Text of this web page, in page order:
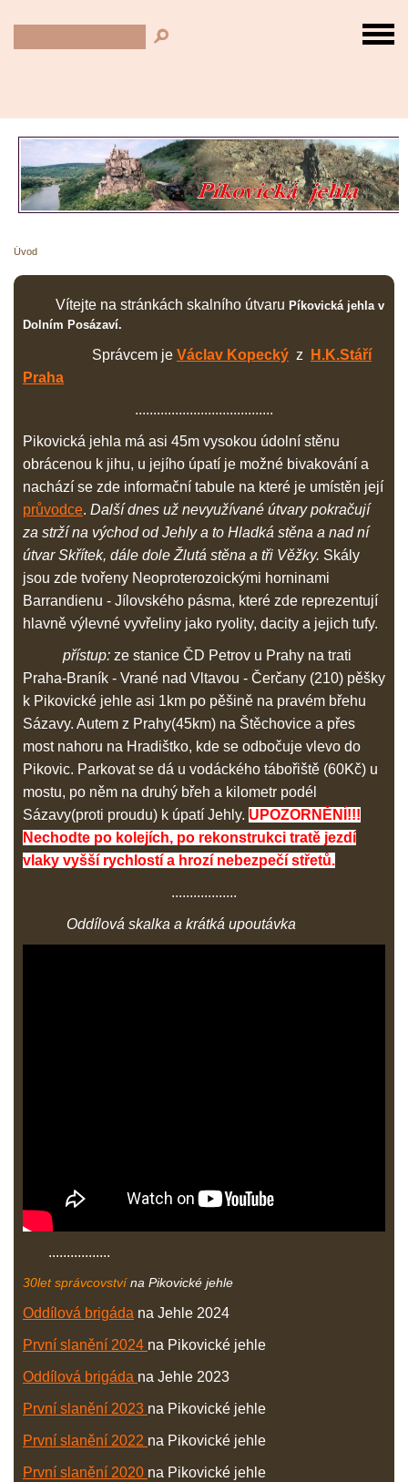
Úvod
Vítejte na stránkách skalního útvaru Píkovická jehla v
Dolním Posázaví.
Správcem je Václav Kopecký z
H.K.Stáří
Praha
......................................
Pikovická jehla má asi 45m vysokou údolní stěnu
obrácenou k jihu, u jejího úpatí je možné bivakování a
nachází se zde informační tabule na které je umístěn její
průvodce. Další dnes už nevyužívané útvary pokračují
za strží na východ od Jehly a to Hladká stěna a nad ní
útvar Skřítek, dále dole Žlutá stěna a tři Věžky. Skály
jsou zde tvořeny Neoproterozoickými horninami
Barrandienu - Jílovského pásma, které zde reprezentují
hlavně výlevné vyvřeliny jako ryolity, dacity a jejich tufy.
přístup: ze stanice ČD Petrov u Prahy na trati
Praha-Braník - Vrané nad Vltavou - Čerčany (210) pěšky
k Pikovické jehle asi 1km po pěšině na pravém břehu
Sázavy. Autem z Prahy(45km) na Štěchovice a přes
most nahoru na Hradištko, kde se odbočuje vlevo do
Pikovic. Parkovat se dá u vodáckého tábořiště (60Kč) u
mostu, po něm na druhý břeh a kilometr podél
Sázavy(proti proudu) k úpatí Jehly. UPOZORNĚNÍ!!!
Nechodte po kolejích, po rekonstrukci tratě jezdí
vlaky vyšší rychlostí a hrozí nebezpečí střetů.
..................
Oddílová skalka a krátká upoutávka
.................
30letsprávcovství na Pikovické jehle
Oddílová brigáda na Jehle 2024
První slanění 2024 na Pikovické jehle
Oddílová brigáda na Jehle 2023
První slanění 2023 na Pikovické jehle
První slanění 2022 na Pikovické jehle
První slanění 2020 na Pikovické jehle